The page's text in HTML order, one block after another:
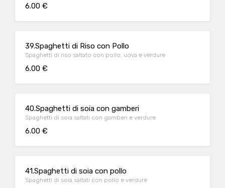
6.00 €
39.Spaghetti di Riso con Pollo
Spaghetti di riso saltato con pollo, uova e verdure
6.00 €
40.Spaghetti di soia con gamberi
Spaghetti di soia saltati con gamberi e verdure
6.00 €
41.Spaghetti di soia con pollo
Spaghetti di soia saltati con pollo e verdure